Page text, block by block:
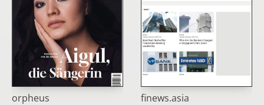
orpheus finews.asia